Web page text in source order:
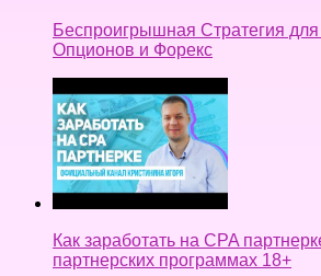
Беспроигрышная Стратегия
Опционов и Форекс
Как заработать на CPA
партнерских программах 18+